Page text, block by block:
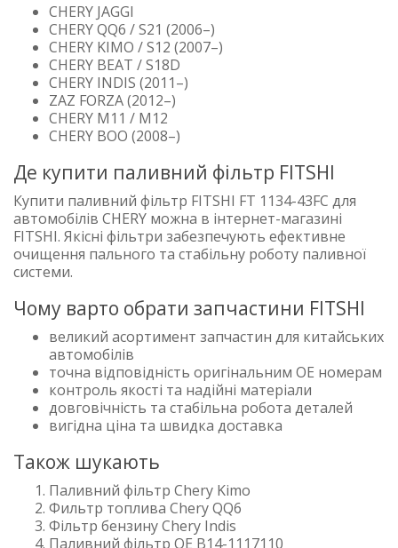
CHERY JAGGI
CHERY QQ6 / S21 (2006–)
CHERY KIMO / S12 (2007–)
CHERY BEAT / S18D
CHERY INDIS (2011–)
ZAZ FORZA (2012–)
CHERY M11 / M12
CHERY BOO (2008–)
Де купити паливний фільтр FITSHI
Купити паливний фільтр FITSHI FT 1134-43FC для
автомобілів CHERY можна в інтернет-магазині
FITSHI. Якісні фільтри забезпечують ефективне
очищення пального та стабільну роботу паливної
системи.
Чому варто обрати запчастини FITSHI
великий асортимент запчастин для китайських
автомобілів
точна відповідність оригінальним OE номерам
контроль якості та надійні матеріали
довговічність та стабільна робота деталей
вигідна ціна та швидка доставка
Також шукають
Паливний фільтр Chery Kimo
Фильтр топлива Chery QQ6
Фільтр бензину Chery Indis
Паливний фільтр OE B14-1117110